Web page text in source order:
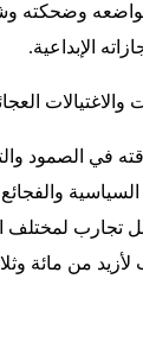
وضحكته
الإبداعية.
في الصمود
تجارب لمختلف
من مائة